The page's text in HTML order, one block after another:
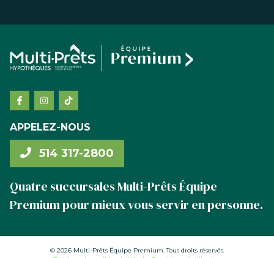
APPELEZ-NOUS
514 317-2800
Quatre succursales Multi-Prêts Équipe
Premium pour mieux vous servir en personne.
© 2026 Multi-Prêts Équipe Premium. Tous droits réservés.